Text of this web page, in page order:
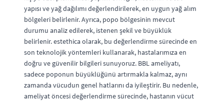
yapısı ve yağ dağılımı değerlendirilerek, en uygun yağ alım
bölgeleri belirlenir. Ayrıca, popo bölgesinin mevcut
durumu analiz edilerek, istenen şekil ve büyüklük
belirlenir. estethica olarak, bu değerlendirme sürecinde en
son teknolojik yöntemleri kullanarak, hastalarımıza en
doğru ve güvenilir bilgileri sunuyoruz. BBL ameliyatı,
sadece poponun büyüklüğünü artırmakla kalmaz, aynı
zamanda vücudun genel hatlarını da iyileştirir. Bu nedenle,
ameliyat öncesi değerlendirme sürecinde, hastanın vücut